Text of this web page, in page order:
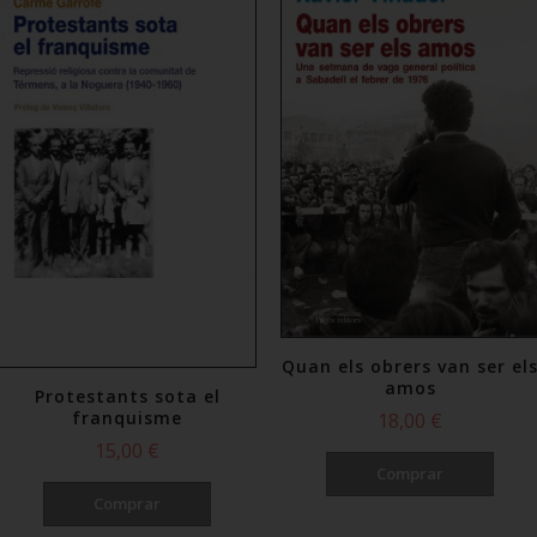
Protestants sota el
franquisme
15,00 €
Quan els obrers van ser els
amos
18,00 €